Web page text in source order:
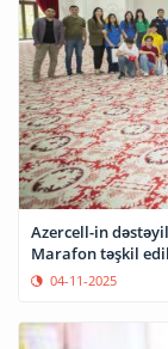
Azercell-in
Marafon təşkil
04-11-2025